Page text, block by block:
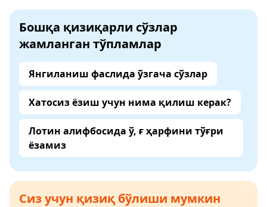
Бошқа қизиқарли сўзлар
жамланган тўпламлар
Янгиланиш фаслида ўзгача сўзлар
Хатосиз ёзиш учун нима қилиш керак?
Лотин алифбосида ў, ғ ҳарфини тўғри
ёзамиз
Сиз учун қизиқ бўлиши мумкин